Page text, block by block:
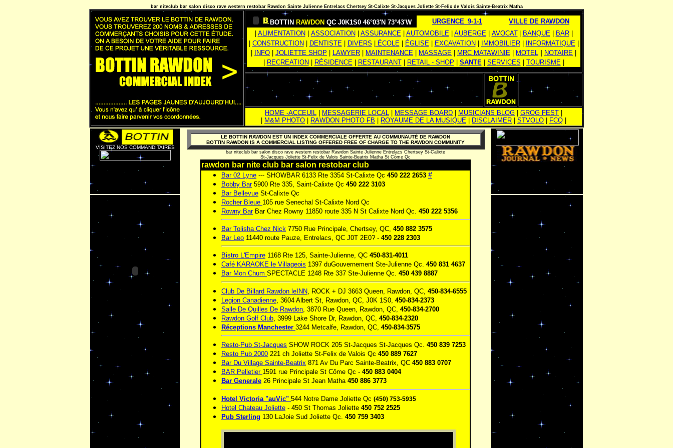
bar niteclub bar salon disco rave western restobar Rawdon Sainte Julienne Entrelacs Chertsey St-Calixte St-Jacques Joliette St-Felix de Valois Sainte-BeatrixMatha
BOTTIN RAWDON QC J0K1S0 46°03'N 73°43'W URGENCE_9-1-1
VILLE DE RAWDON
ALIMENTATION ASSOCIATION ASSURANCE AUTOMOBILE| AUBERGE AVOCAT| BANQUE BAR|
CONSTRUCTION DENTISTE| DIVERS ÉCOLE| ÉGLISE EXCAVATION IMMOBILIER INFORMATIQUE|
INFO JOLIETTE SHOP LAWYER MAINTENANCE MASSAGE MRC MATAWINIE MOTEL NOTAIRE
RECREATION RÉSIDENCE RESTAURANT RETAIL - SHOP SANTE SERVICES TOURISME
HOME -ACCEUIL MESSAGERIE LOCAL MESSAGE BOARD MUSICIANS BLOG GROG FEST
M&M PHOTO RAWDON PHOTO FB ROYAUME DE LA MUSIQUE DISCLAIMER STVOLO FCQ
VISITEZ NOS COMMANDITAIRES
LE BOTTIN RAWDON EST UN INDEX COMMERCIALE OFFERTE AU COMMUNAUTÉ DE RAWDON
BOTTIN RAWDON IS A COMMERCIAL LISTING OFFERED FREE OF CHARGE TO THE RAWDON COMMUNITY
bar niteclub bar salon disco rave western restobar Rawdon Sainte Julienne Entrelacs Chertsey St-Calixte
St-Jacques Joliette St-Felix de Valois Sainte-Beatrix Matha St Côme Qc
rawdon bar nite club bar salon restobar club
Bar 02 Lyne --- SHOWBAR 6133 Rte 3354 St-Calixte Qc 450 222 2653 #
Bobby Bar5900 Rte 335, Saint-Calixte Qc 450 222 3103
Bar Bellevue St-Calixte Qc
Rocher Bleue 105 rue Senechal St-Calixte Nord Qc
Rowny BarBar Chez Rowny 11850 route 335 N St Calixte Nord Qc. 450 222 5356
Bar Tolisha Chez Nick 7750 Rue Principale, Chertsey, QC, 450 882 3575
Bar Leo 11440 route Pauze, Entrelacs, QC J0T 2E0? - 450 228 2303
Bistro L'Empire 1168 Rte 125, Sainte-Julienne, QC 450-831-4011
Café KARAOKE le Villageois 1397 duGouvernement Ste-Julienne Qc. 450 831 4637
Bar Mon Chum SPECTACLE 1248 Rte 337 Ste-Julienne Qc. 450 439 8887
Club De Billard Rawdon leINN, ROCK + DJ 3663 Queen, Rawdon, QC, 450-834-6555
Legion Canadienne, 3604 Albert St, Rawdon, QC, J0K 1S0, 450-834-2373
Salle De Quilles De Rawdon, 3870 Rue Queen, Rawdon, QC, 450-834-2700
Rawdon Golf Club, 3999 Lake Shore Dr, Rawdon, QC, 450-834-2320
Réceptions Manchester 3244 Metcalfe, Rawdon, QC, 450-834-3575
Resto-Pub St-Jacques SHOW ROCK 205 St-Jacques St-Jacques Qc. 450 839 7253
Resto Pub 2000 221 ch Joliette St-Felix de Valois Qc 450 889 7627
Bar Du Village Sainte-Beatrix 871 Av Du Parc Sainte-Beatrix, QC 450 883 0707
BAR Pelletier 1591 rue Principale St Côme Qc - 450 883 0404
Bar Generale 26 Principale St Jean Matha 450 886 3773
Hotel Victoria "auVic" 544 Notre Dame Joliette Qc (450) 753-5935
Hotel Chateau Joliette - 450 St Thomas Joliette 450 752 2525
Pub Sterling 130 LaJoie Sud Joliette Qc. 450 759 3403